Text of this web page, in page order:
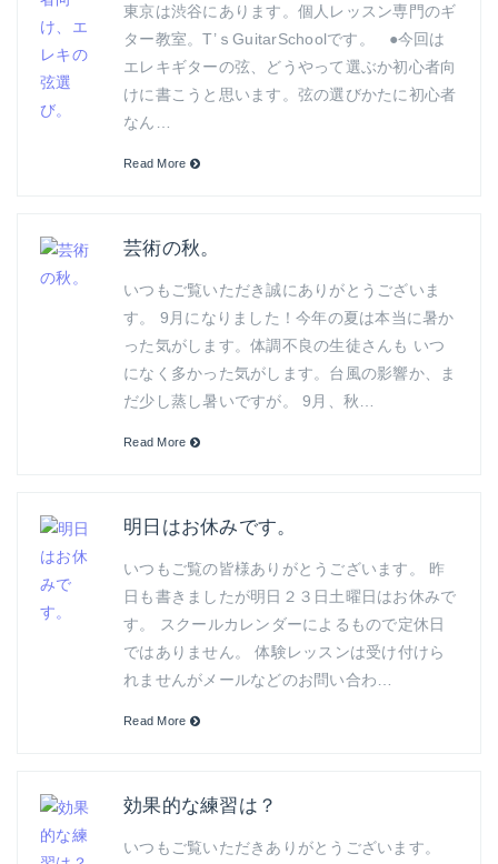
東京は渋谷にあります。個人レッスン専門のギ
ター教室。T’ｓGuitarSchoolです。 ●今回は
エレキギターの弦、どうやって選ぶか初心者向
けに書こうと思います。弦の選びかたに初心者
なん…
Read More
芸術の秋。
いつもご覧いただき誠にありがとうございま
す。 9月になりました！今年の夏は本当に暑か
った気がします。体調不良の生徒さんも いつ
になく多かった気がします。台風の影響か、ま
だ少し蒸し暑いですが。 9月、秋…
Read More
明日はお休みです。
いつもご覧の皆様ありがとうございます。 昨
日も書きましたが明日２３日土曜日はお休みで
す。 スクールカレンダーによるもので定休日
ではありません。 体験レッスンは受け付けら
れませんがメールなどのお問い合わ…
Read More
効果的な練習は？
いつもご覧いただきありがとうございます。